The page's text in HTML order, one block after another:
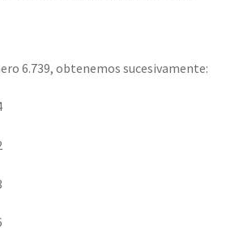
6.739, obtenemos sucesivamente: